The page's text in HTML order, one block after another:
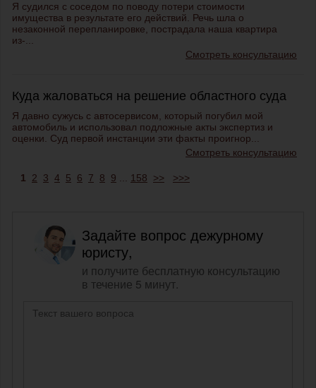
Я судился с соседом по поводу потери стоимости
имущества в результате его действий. Речь шла о
незаконной перепланировке, пострадала наша квартира
из-...
Смотреть консультацию
Куда жаловаться на решение областного суда
Я давно сужусь с автосервисом, который погубил мой
автомобиль и использовал подложные акты экспертиз и
оценки. Суд первой инстанции эти факты проигнор...
Смотреть консультацию
1 2 3 4 5 6 7 8 9 ... 158 >> >>>
Задайте вопрос дежурному
юристу,
и получите бесплатную консультацию
в течение 5 минут.